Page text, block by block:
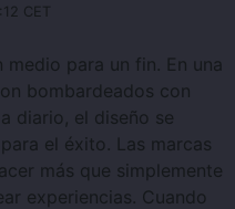
CET
para un fin. En una
bombardeados con
diario, el diseño se
el éxito. Las marcas
más que simplemente
experiencias. Cuando